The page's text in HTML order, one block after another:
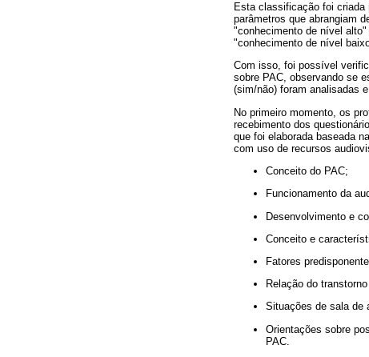
Esta classificação foi criada
parâmetros que abrangiam
"conhecimento de nível
"conhecimento de nível
Com isso, foi possível
sobre PAC, observando se
(sim/não) foram analisadas
No primeiro momento, os
recebimento dos
que foi elaborada baseada
com uso de recursos
Conceito do PAC;
Funcionamento da
Desenvolvimento e
Conceito e
Fatores
Relação do
Situações de sala de
Orientações sobre
PAC.